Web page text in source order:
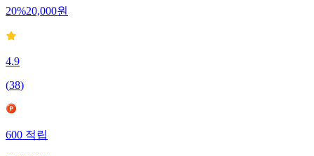
20%20,000원
4.9
(38)
600적립